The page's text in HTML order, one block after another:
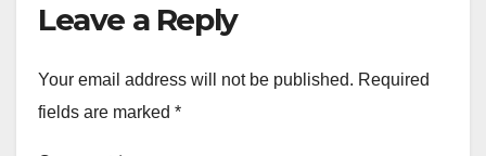
Leave a Reply
Your email address will not be published. Required
fields are marked *